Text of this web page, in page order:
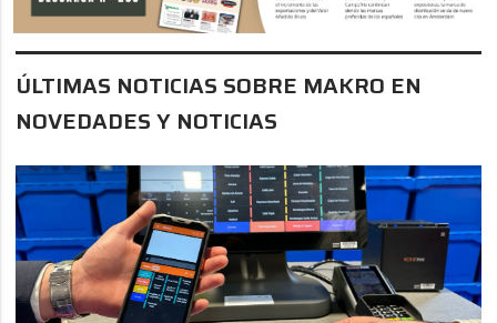
ÚLTIMAS NOTICIAS SOBRE MAKRO EN
NOVEDADES Y NOTICIAS